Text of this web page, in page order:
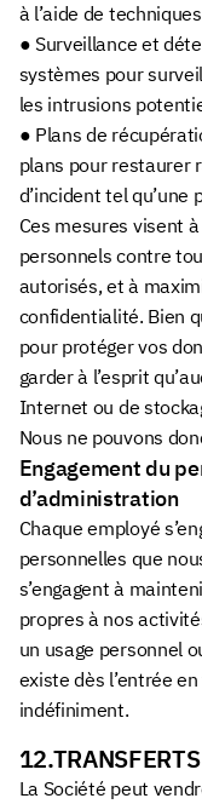
à l’aide de
● Surveillance et
systèmes pour
les intrusions
● Plans de
plans pour restaurer
d’incident tel
Ces mesures visent
personnels contre
autorisés, et à
confidentialité. Bien
pour protéger vos
garder à l’esprit
Internet ou de
Nous ne pouvons
Engagement du
d’administration
Chaque employé
personnelles que
s’engagent à
propres à nos
un usage personnel
existe dès l’entrée
indéfiniment.
La Société peut